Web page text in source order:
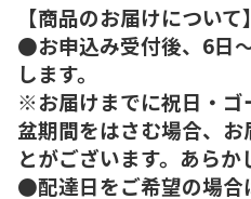
【商品のお届けについて】
●お申込み受付後、6日
します。
※お届けまでに祝日・ゴ
盆期間をはさむ場合、
とがございます。あらか
●配達日をご希望の場合